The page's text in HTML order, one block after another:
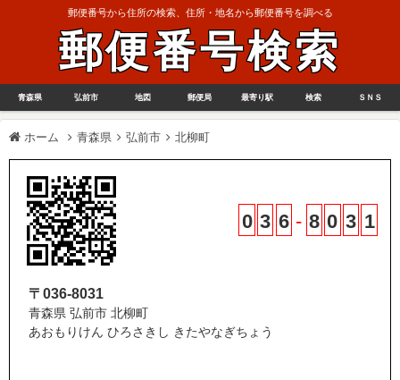
郵便番号から住所の検索、住所・地名から郵便番号を調べる
郵便番号検索
青森県 弘前市 地図 郵便局 最寄り駅 検索 ＳＮＳ
ホーム 青森県 弘前市 北柳町
0 3 6 - 8 0 3 1
〒036-8031
青森県 弘前市 北柳町
あおもりけん ひろさきし きたやなぎちょう